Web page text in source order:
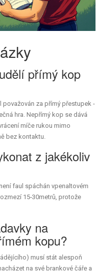
přímý kop
za přímý přestupek -
hra. Nepřímý kop se dává
míče rukou mimo
bez kontaktu.
z jakékoliv
faul spáchán vpenaltovém
15‑30metrů, protože
na
kopu?
musí stát alespoň
na své brankové čáře a